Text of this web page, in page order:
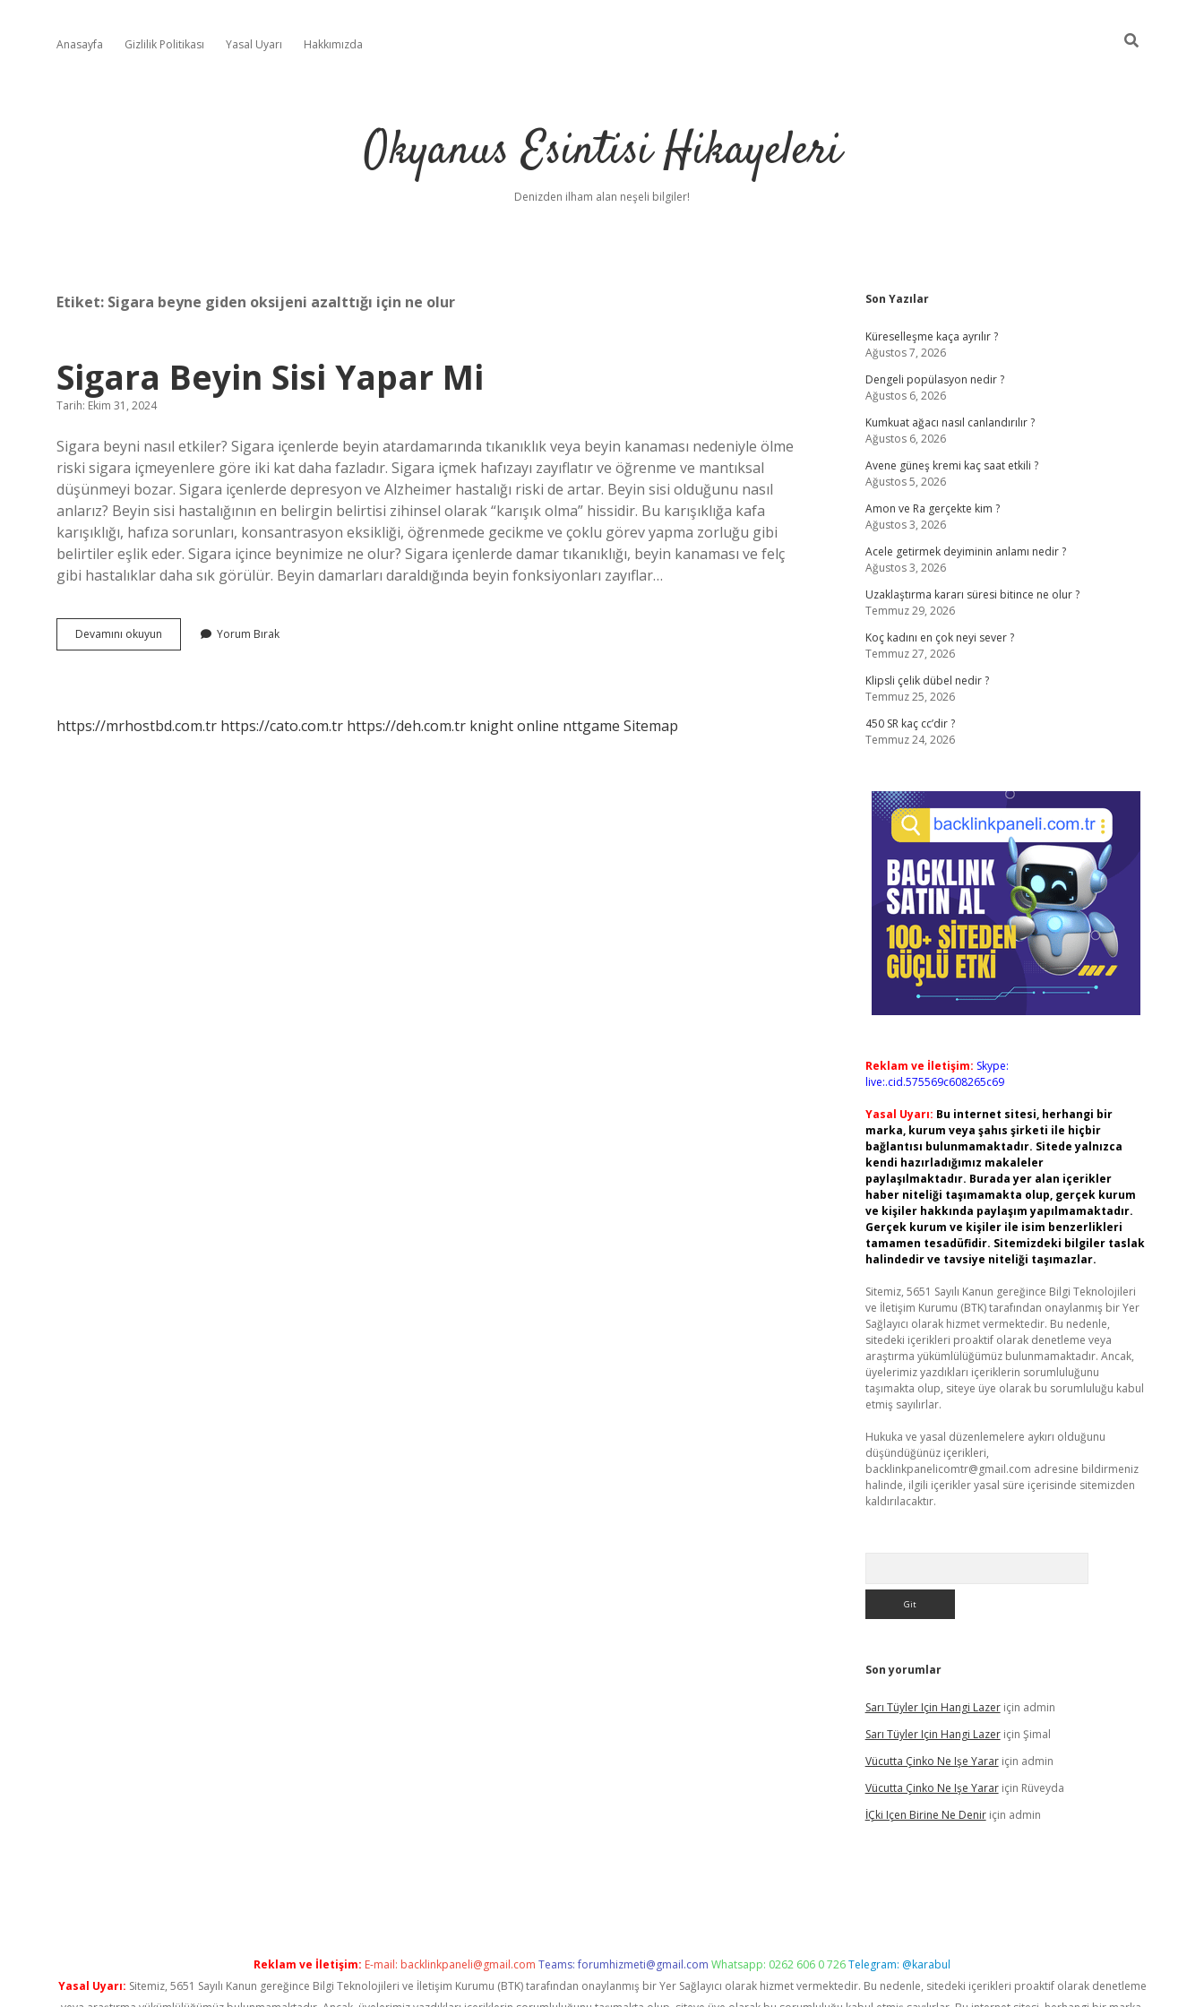
Anasayfa Gizlilik Politikası Yasal Uyarı Hakkımızda
Okyanus Esintisi Hikayeleri
Denizden ilham alan neşeli bilgiler!
Etiket: Sigara beyne giden oksijeni azalttığı için ne olur
Sigara Beyin Sisi Yapar Mi
Tarih: Ekim 31, 2024
Sigara beyni nasıl etkiler? Sigara içenlerde beyin atardamarında tıkanıklık veya beyin kanaması nedeniyle ölme
riski sigara içmeyenlere göre iki kat daha fazladır. Sigara içmek hafızayı zayıflatır ve öğrenme ve mantıksal
düşünmeyi bozar. Sigara içenlerde depresyon ve Alzheimer hastalığı riski de artar. Beyin sisi olduğunu nasıl
anlarız? Beyin sisi hastalığının en belirgin belirtisi zihinsel olarak “karışık olma” hissidir. Bu karışıklığa kafa
karışıklığı, hafıza sorunları, konsantrasyon eksikliği, öğrenmede gecikme ve çoklu görev yapma zorluğu gibi
belirtiler eşlik eder. Sigara içince beynimize ne olur? Sigara içenlerde damar tıkanıklığı, beyin kanaması ve felç
gibi hastalıklar daha sık görülür. Beyin damarları daraldığında beyin fonksiyonları zayıflar…
Devamını okuyun
Beyin
Yorum Bırak
https://mrhostbd.com.tr https://cato.com.tr https://deh.com.tr knight online nttgame Sitemap
Sidebar
Son Yazılar
Küreselleşme kaça ayrılır ?
Ağustos 7, 2026
Dengeli popülasyon nedir ?
Ağustos 6, 2026
Kumkuat ağacı nasıl canlandırılır ?
Ağustos 6, 2026
Avene güneş kremi kaç saat etkili ?
Ağustos 5, 2026
Amon ve Ra gerçekte kim ?
Ağustos 3, 2026
Acele getirmek deyiminin anlamı nedir ?
Ağustos 3, 2026
Uzaklaştırma kararı süresi bitince ne olur ?
Temmuz 29, 2026
Koç kadını en çok neyi sever ?
Temmuz 27, 2026
Klipsli çelik dübel nedir ?
Temmuz 25, 2026
450 SR kaç cc’dir ?
Temmuz 24, 2026
Reklam ve İletişim: Skype:
live:.cid.575569c608265c69
Yasal Uyarı: Bu internet sitesi, herhangi bir
marka, kurum veya şahıs şirketi ile hiçbir
bağlantısı bulunmamaktadır. Sitede yalnızca
kendi hazırladığımız makaleler
paylaşılmaktadır. Burada yer alan içerikler
haber niteliği taşımamakta olup, gerçek kurum
ve kişiler hakkında paylaşım yapılmamaktadır.
Gerçek kurum ve kişiler ile isim benzerlikleri
tamamen tesadüfidir. Sitemizdeki bilgiler taslak
halindedir ve tavsiye niteliği taşımazlar.
Sitemiz, 5651 Sayılı Kanun gereğince Bilgi Teknolojileri
ve İletişim Kurumu (BTK) tarafından onaylanmış bir Yer
Sağlayıcı olarak hizmet vermektedir. Bu nedenle,
sitedeki içerikleri proaktif olarak denetleme veya
araştırma yükümlülüğümüz bulunmamaktadır. Ancak,
üyelerimiz yazdıkları içeriklerin sorumluluğunu
taşımakta olup, siteye üye olarak bu sorumluluğu kabul
etmiş sayılırlar.
Hukuka ve yasal düzenlemelere aykırı olduğunu
düşündüğünüz içerikleri,
backlinkpanelicomtr@gmail.com adresine bildirmeniz
halinde, ilgili içerikler yasal süre içerisinde sitemizden
kaldırılacaktır.
Son yorumlar
Sarı Tüyler Için Hangi Lazeriçin admin
Sarı Tüyler Için Hangi Lazeriçin Şimal
Vücutta Çinko Ne Işe Yarariçin admin
Vücutta Çinko Ne Işe Yarariçin Rüveyda
İÇki Içen Birine Ne Deniriçin admin
Reklam ve İletişim: E-mail: backlinkpaneli@gmail.com Teams:forumhizmeti@gmail.com Whatsapp: 0262 606 0 726Telegram: @karabul
Yasal Uyarı: Sitemiz, 5651 Sayılı Kanun gereğince Bilgi Teknolojileri ve İletişim Kurumu (BTK) tarafından onaylanmış bir Yer Sağlayıcı olarak hizmet vermektedir. Bu nedenle, sitedeki içerikleri proaktif olarak denetleme